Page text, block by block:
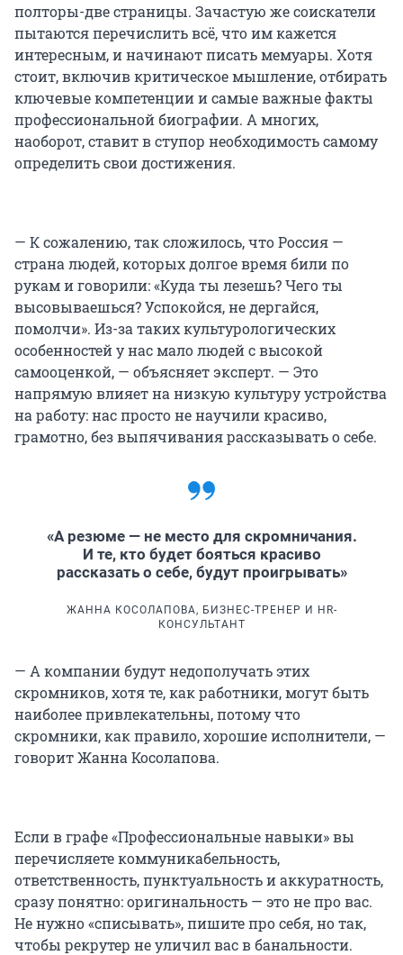
полторы-две страницы. Зачастую же соискатели
пытаются перечислить всё, что им кажется
интересным, и начинают писать мемуары. Хотя
стоит, включив критическое мышление, отбирать
ключевые компетенции и самые важные факты
профессиональной биографии. А многих,
наоборот, ставит в ступор необходимость самому
определить свои достижения.
— К сожалению, так сложилось, что Россия —
страна людей, которых долгое время били по
рукам и говорили: «Куда ты лезешь? Чего ты
высовываешься? Успокойся, не дергайся,
помолчи». Из-за таких культурологических
особенностей у нас мало людей с высокой
самооценкой, — объясняет эксперт. — Это
напрямую влияет на низкую культуру устройства
на работу: нас просто не научили красиво,
грамотно, без выпячивания рассказывать о себе.
«А резюме — не место для скромничания.
И те, кто будет бояться красиво
рассказать о себе, будут проигрывать»
ЖАННА КОСОЛАПОВА, БИЗНЕС-ТРЕНЕР И HR-
КОНСУЛЬТАНТ
— А компании будут недополучать этих
скромников, хотя те, как работники, могут быть
наиболее привлекательны, потому что
скромники, как правило, хорошие исполнители, —
говорит Жанна Косолапова.
Если в графе «Профессиональные навыки» вы
перечисляете коммуникабельность,
ответственность, пунктуальность и аккуратность,
сразу понятно: оригинальность — это не про вас.
Не нужно «списывать», пишите про себя, но так,
чтобы рекрутер не уличил вас в банальности.